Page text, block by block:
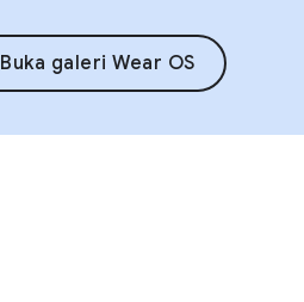
Buka galeri Wear OS